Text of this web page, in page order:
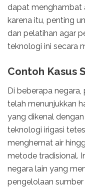
dapat menghambat
karena itu, penting
dan pelatihan agar
teknologi ini secara
Contoh Kasus
Di beberapa
telah menunjukkan
yang dikenal
teknologi irigasi
menghemat air
metode tradisional.
negara lain yang
pengelolaan sumber